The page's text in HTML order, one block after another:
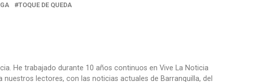
TOQUE DE QUEDA
He trabajado durante 10 años continuos en Vive La Noticia
lectores, con las noticias actuales de Barranquilla, del